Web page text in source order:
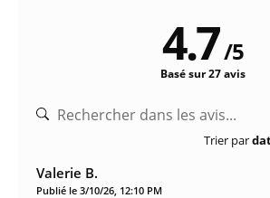
4.7/5
Basé sur 27 avis
Trier par
Valerie B.
Publié le 3/10/26, 12:10 PM